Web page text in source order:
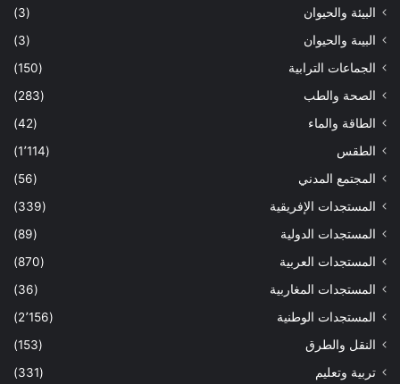
البيئة والحيوان
(3)
البيىة والحيوان
(3)
الجماعات الترابية
(150)
الصحة والطب
(283)
الطاقة والماء
(42)
الطقس
(1٬114)
المجتمع المدني
(56)
المستجدات الإفريقية
(339)
المستجدات الدولية
(89)
المستجدات العربية
(870)
المستجدات المغاربية
(36)
المستجدات الوطنية
(2٬156)
النقل والطرق
(153)
تربية وتعليم
(331)